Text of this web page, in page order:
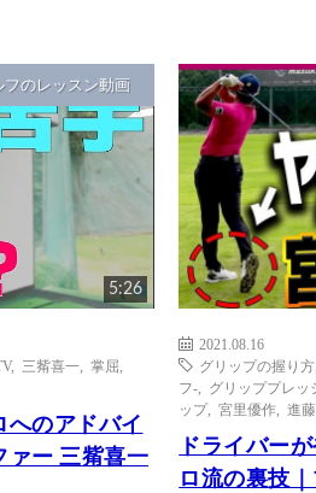
フのレッスン動画
5:26
, 三觜喜一 掌屈
のアドバイ
ァー 三觜喜一
2021.08.16
グリップの握り方
フ-
グリッププレッ
ップ,宮里優作 ,進
ドライバー
ロ流の裏技